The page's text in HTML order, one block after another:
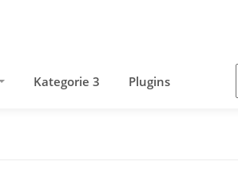
Kategorie 3 Plugins